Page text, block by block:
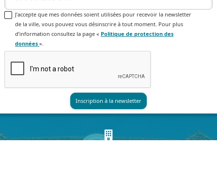
J’accepte que mes données soient utilisées pour recevoir la newsletter
de la ville, vous pouvez vous désinscrire à tout moment. Pour plus
d’information consultez la page « Politique de protection des
données ».